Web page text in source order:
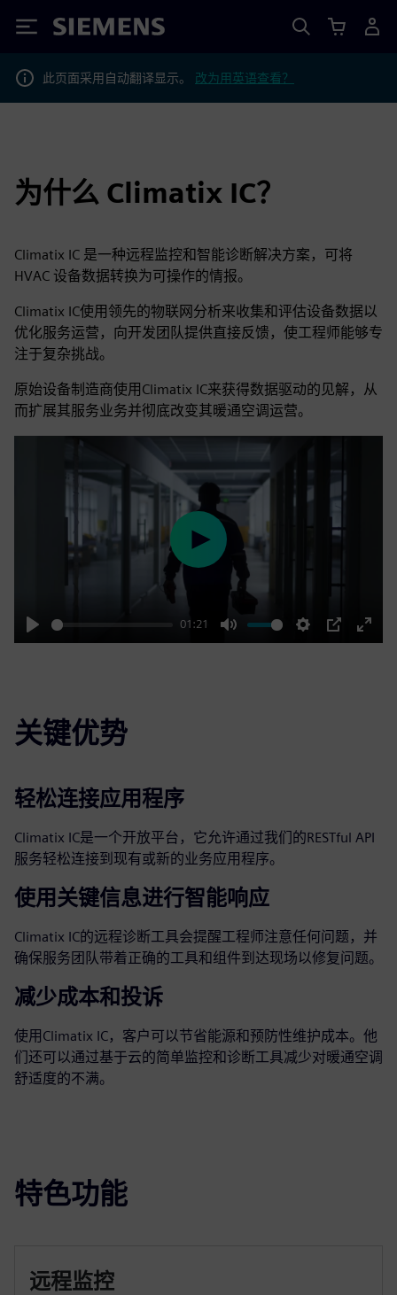
Siemens
此页面采用自动翻译显示。 改为用英语查看？
为什么 Climatix IC？
Climatix IC 是一种远程监控和智能诊断解决方案，可将
HVAC 设备数据转换为可操作的情报。
Climatix IC使用领先的物联网分析来收集和评估设备数据以
优化服务运营，向开发团队提供直接反馈，使工程师能够专
注于复杂挑战。
原始设备制造商使用Climatix IC来获得数据驱动的见解，从
而扩展其服务业务并彻底改变其暖通空调运营。
Play
01:21
Mute Settings
PIP
Enter
Play
关键优势
轻松连接应用程序
Climatix IC是一个开放平台，它允许通过我们的RESTful API
服务轻松连接到现有或新的业务应用程序。
使用关键信息进行智能响应
Climatix IC的远程诊断工具会提醒工程师注意任何问题，并
确保服务团队带着正确的工具和组件到达现场以修复问题。
减少成本和投诉
使用Climatix IC，客户可以节省能源和预防性维护成本。他
们还可以通过基于云的简单监控和诊断工具减少对暖通空调
舒适度的不满。
特色功能
远程监控